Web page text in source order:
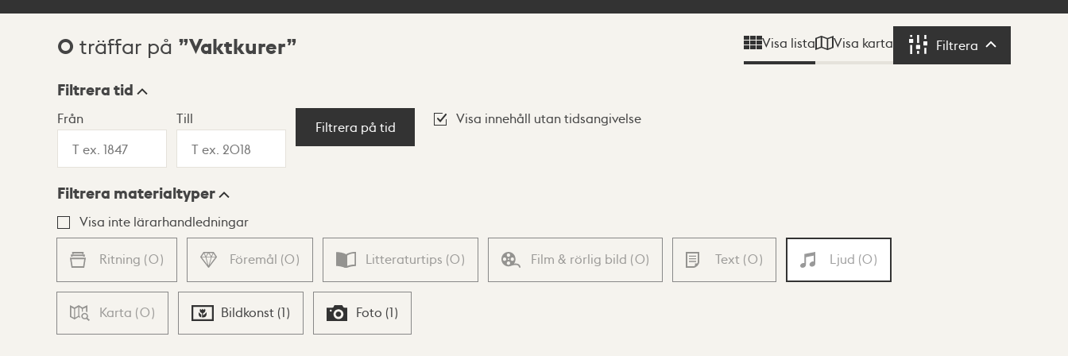
Sökresultat
0 träffar på Vaktkurer Visa lista Visa karta Filtrera Filtrera
Visningsläge
Lista Karta
Filtrera tid
Från Till
Filtrera på tid
Visa innehåll utan tidsangivelse
Filtrera materialtyper
Visa inte lärarhandledningar
Ritning (0) Föremål (0) Litteraturtips (0) Film & rörlig bild (0) Text (0) Ljud (0)
Karta (0) Bildkonst (1) Foto (1)